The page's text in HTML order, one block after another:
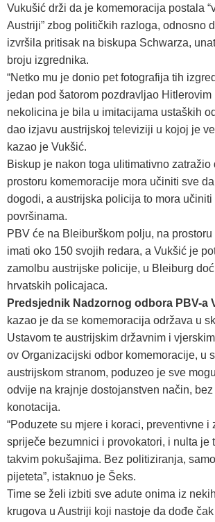
Vukušić drži da je komemoracija postala
Austriji” zbog političkih razloga, odnosno
izvršila pritisak na biskupa Schwarza,
broju izgrednika.
“Netko mu je donio pet fotografija tih
jedan pod šatorom pozdravljao Hitlerovim
nekolicina je bila u imitacijama ustaških
dao izjavu austrijskoj televiziji u kojoj je
kazao je Vukšić.
Biskup je nakon toga ulitimativno zatražio
prostoru komemoracije mora učiniti sve
dogodi, a austrijska policija to mora
površinama.
PBV će na Bleiburškom polju, na
imati oko 150 svojih redara, a Vukšić je
zamolbu austrijske policije, u Bleiburg
hrvatskih policajaca.
Predsjednik Nadzornog odbora PBV-a
kazao je da se komemoracija održava u
Ustavom te austrijskim državnim i
ov Organizacijski odbor komemoracije, u
austrijskom stranom, poduzeo je sve
odvije na krajnje dostojanstven način,
konotacija.
“Poduzete su mjere i koraci, preventivne i
spriječe bezumnici i provokatori, i nulta je
takvim pokušajima. Bez politiziranja,
pijeteta”, istaknuo je Šeks.
Time se želi izbiti sve adute onima iz
krugova u Austriji koji nastoje da dođe